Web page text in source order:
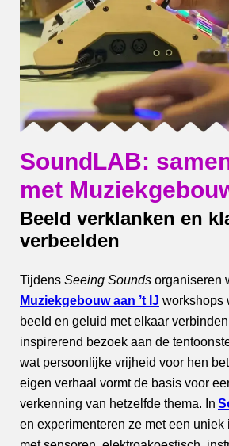
SoundLAB:
met
Beeld verklanken en
verbeelden
Tijdens Seeing Sounds organiseren
Muziekgebouw aan ’t IJ workshops
beeld en geluid met elkaar
inspirerend bezoek aan de
wat persoonlijke vrijheid voor hen
eigen verhaal vormt de basis voor
verkenning van hetzelfde thema. In
en experimenteren ze met een uniek